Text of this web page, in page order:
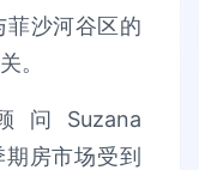
菲沙河谷区的
。
问Suzana
房市场受到